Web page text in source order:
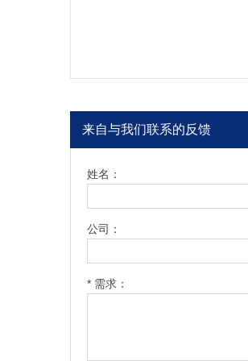
来自与我们联系的反馈
姓名：
公司：
* 需求：